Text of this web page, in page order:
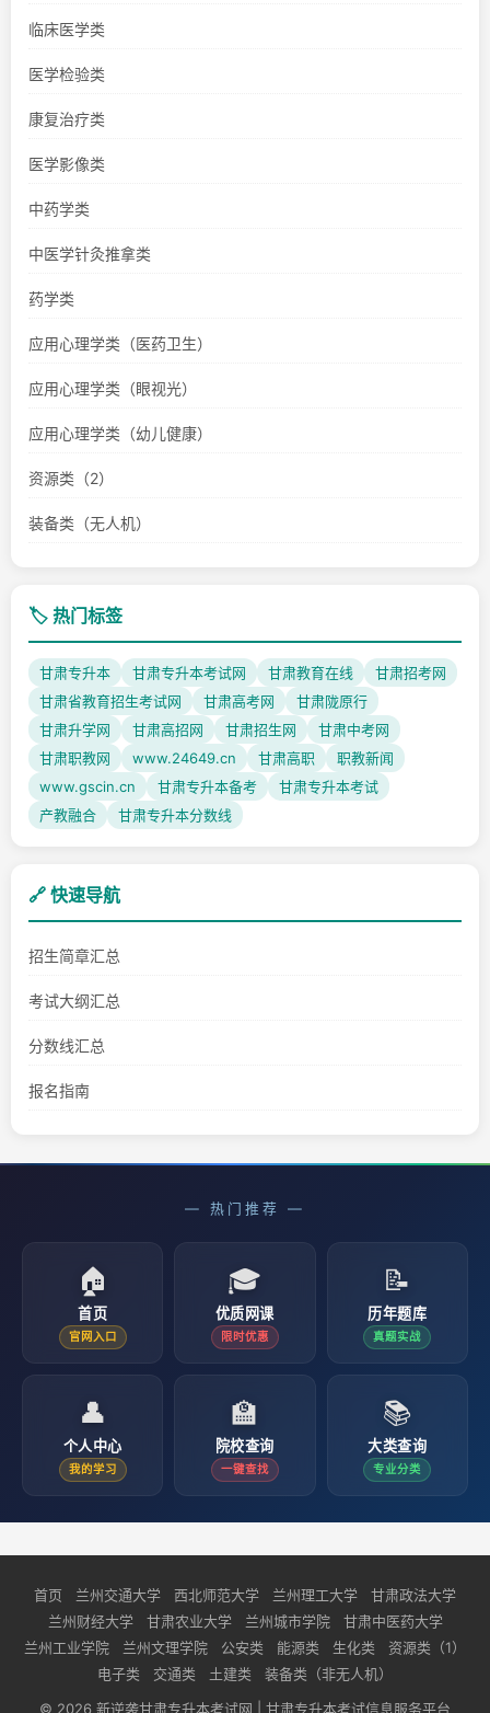
临床医学类
医学检验类
康复治疗类
医学影像类
中药学类
中医学针灸推拿类
药学类
应用心理学类（医药卫生）
应用心理学类（眼视光）
应用心理学类（幼儿健康）
资源类（2）
装备类（无人机）
🏷️ 热门标签
甘肃专升本 甘肃专升本考试网 甘肃教育在线
甘肃招考网
甘肃省教育招生考试网
甘肃高考网
甘肃陇原行
甘肃升学网
甘肃高招网 甘肃招生网
甘肃中考网
甘肃职教网
www.24649.cn 甘肃高职
职教新闻
www.gscin.cn
甘肃专升本备考
甘肃专升本考试
产教融合
甘肃专升本分数线
🔗 快速导航
招生简章汇总
考试大纲汇总
分数线汇总
报名指南
— 热门推荐 —
🏠
首页
官网入口
🎓
优质网课
限时优惠
📝
历年题库
真题实战
👤
个人中心
我的学习
🏫
院校查询
一键查找
📚
大类查询
专业分类
首页 兰州交通大学 西北师范大学 兰州理工大学
甘肃政法大学
兰州财经大学
甘肃农业大学 兰州城市学院
甘肃中医药大学
兰州工业学院
兰州文理学院 公安类 能源类 生化类
资源类（1）
电子类
交通类 土建类
装备类（非无人机）
© 2026 新逆袭甘肃专升本考试网 | 甘肃专升本考试信息服务平台